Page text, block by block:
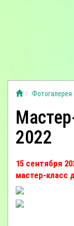
Фотогалерея
2022
15 сентября
мастер-класс